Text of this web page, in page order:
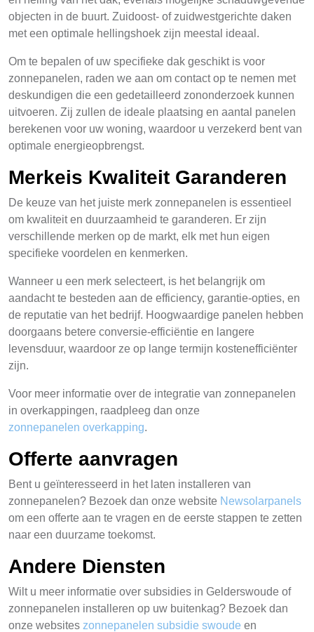
objecten in de buurt. Zuidoost- of zuidwestgerichte daken
met een optimale hellingshoek zijn meestal ideaal.
Om te bepalen of uw specifieke dak geschikt is voor
zonnepanelen, raden we aan om contact op te nemen met
deskundigen die een gedetailleerd zononderzoek kunnen
uitvoeren. Zij zullen de ideale plaatsing en aantal panelen
berekenen voor uw woning, waardoor u verzekerd bent van
optimale energieopbrengst.
Merkeis Kwaliteit Garanderen
De keuze van het juiste merk zonnepanelen is essentieel
om kwaliteit en duurzaamheid te garanderen. Er zijn
verschillende merken op de markt, elk met hun eigen
specifieke voordelen en kenmerken.
Wanneer u een merk selecteert, is het belangrijk om
aandacht te besteden aan de efficiency, garantie-opties, en
de reputatie van het bedrijf. Hoogwaardige panelen hebben
doorgaans betere conversie-efficiëntie en langere
levensduur, waardoor ze op lange termijn kostenefficiënter
zijn.
Voor meer informatie over de integratie van zonnepanelen
in overkappingen, raadpleeg dan onze
zonnepanelen overkapping.
Offerte aanvragen
Bent u geïnteresseerd in het laten installeren van
zonnepanelen? Bezoek dan onze website Newsolarpanels
om een offerte aan te vragen en de eerste stappen te zetten
naar een duurzame toekomst.
Andere Diensten
Wilt u meer informatie over subsidies in Gelderswoude of
zonnepanelen installeren op uw buitenkag? Bezoek dan
onze websites zonnepanelen subsidie swoude en